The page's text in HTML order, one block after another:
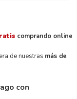
comprando online
de nuestras más de
con